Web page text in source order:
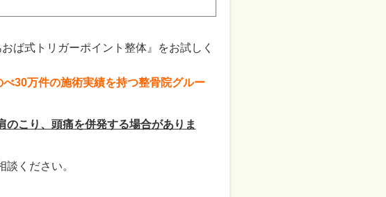
ば式トリガーポイント整体』をお試しく
30万件の施術実績を持つ整骨院グルー
のこり、頭痛を併発する場合がありま
ください。